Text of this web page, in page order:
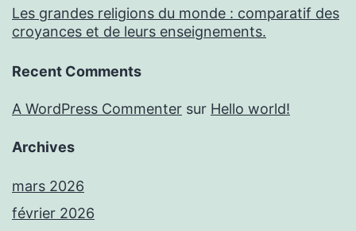
Les grandes religions du monde : comparatif des
croyances et de leurs enseignements.
Recent Comments
A WordPress Commenter sur Hello world!
Archives
mars 2026
février 2026